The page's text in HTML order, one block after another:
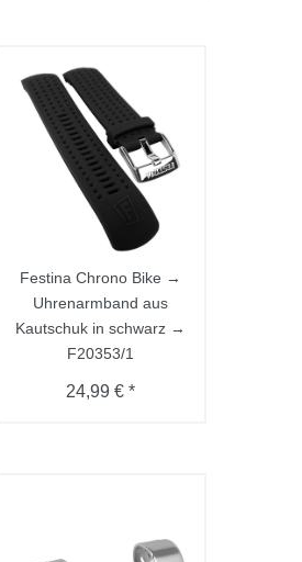
Festina Chrono Bike →
Uhrenarmband aus
Kautschuk in schwarz →
F20353/1
24,99 € *